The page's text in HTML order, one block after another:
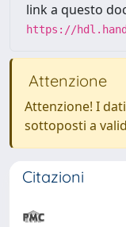
link a questo
https://
Attenzione
Attenzione! I
sottoposti a
Citazioni